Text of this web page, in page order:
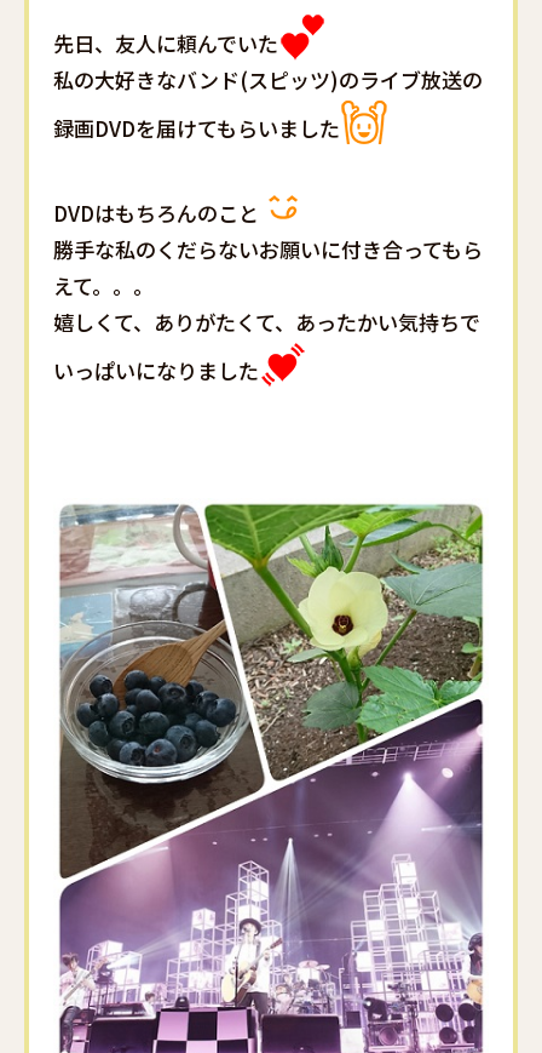
先日、友人に頼んでいた
私の大好きなバンド(スピッツ)のライブ放送の
録画DVDを届けてもらいました
DVDはもちろんのこと
勝手な私のくだらないお願いに付き合ってもら
えて。。。
嬉しくて、ありがたくて、あったかい気持ちで
いっぱいになりました